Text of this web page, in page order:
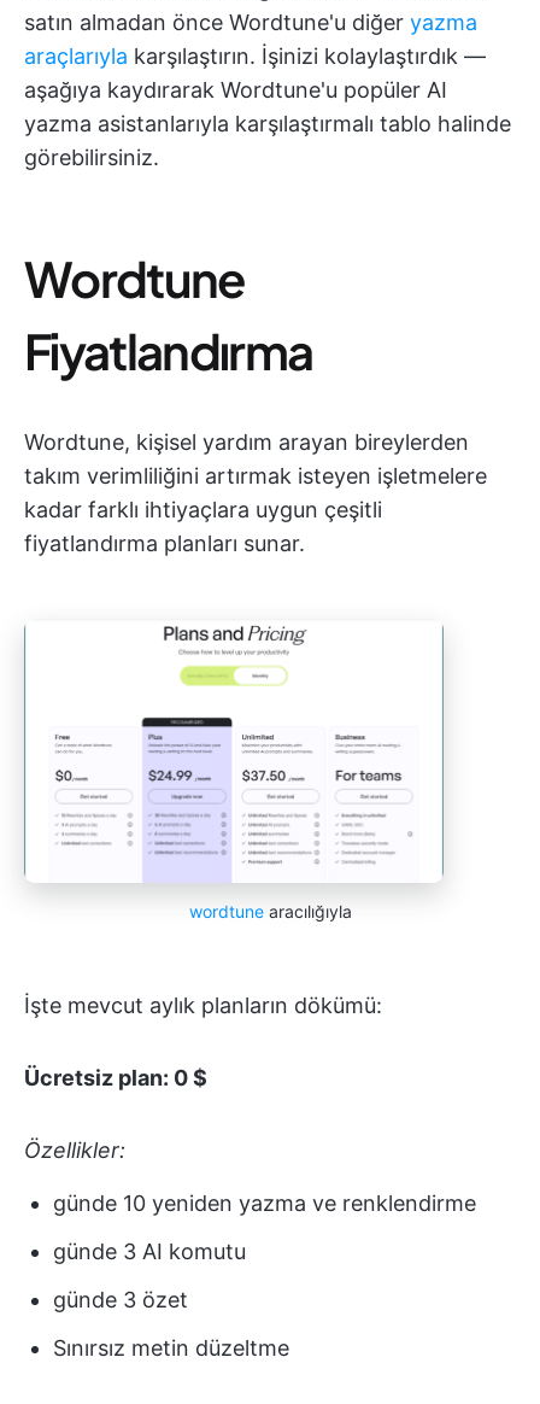
satın almadan önce Wordtune'u diğer yazma
araçlarıyla karşılaştırın. İşinizi kolaylaştırdık —
aşağıya kaydırarak Wordtune'u popüler AI
yazma asistanlarıyla karşılaştırmalı tablo halinde
görebilirsiniz.
Wordtune
Fiyatlandırma
Wordtune, kişisel yardım arayan bireylerden
takım verimliliğini artırmak isteyen işletmelere
kadar farklı ihtiyaçlara uygun çeşitli
fiyatlandırma planları sunar.
wordtunearacılığıyla
İşte mevcut aylık planların dökümü:
Ücretsiz plan: 0 $
Özellikler:
günde 10 yeniden yazma ve renklendirme
günde 3 AI komutu
günde 3 özet
Sınırsız metin düzeltme